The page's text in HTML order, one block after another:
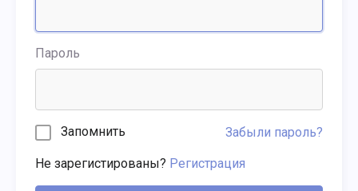
Пароль
Запомнить Забыли пароль?
Не зарегистированы? Регистрация